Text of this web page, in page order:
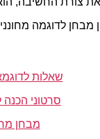
לדוגמה
שאלות
סרטוני
מבחן